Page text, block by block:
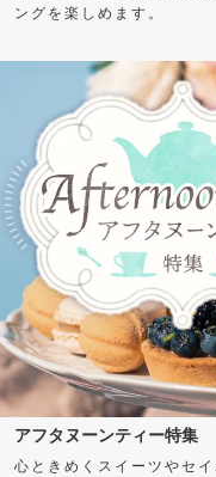
ングを楽しめます。
アフタヌーンティー特集
心ときめくスイーツやセ